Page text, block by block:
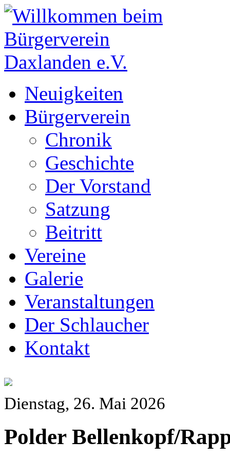
Neuigkeiten
Bürgerverein
Chronik
Geschichte
Der Vorstand
Satzung
Beitritt
Vereine
Galerie
Veranstaltungen
Der Schlaucher
Kontakt
Dienstag, 26. Mai 2026
Polder Bellenkopf/